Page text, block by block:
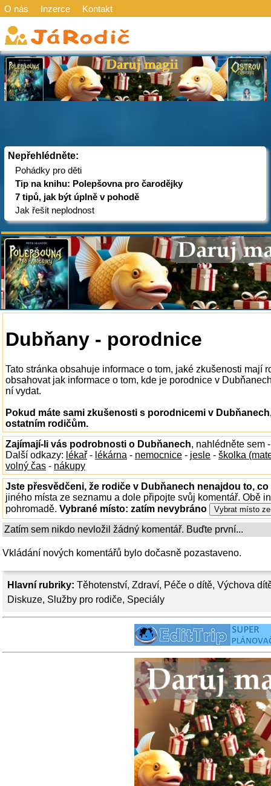
O nás Inzerce Kontakt
Nepřehlédněte:
Pohádky pro děti
Tip na knihu: Polepšovna pro čarodějky
7 tipů, jak být úplně v pohodě
Jak řešit neplodnost
Hlavní rubriky: Těhotenství, Zdraví, Péče o dítě, Výchova
Diskuze, Služby pro rodiče, Speciály
Dubňany - porodnice
Tato stránka obsahuje informace o tom, jaké zkušenosti mají
obsahovat jak informace o tom, kde je porodnice v
ní vydat.
Pokud máte sami zkušenosti s porodnicemi v
ostatním rodičům.
Zajímají-li vás podrobnosti o Dubňanech, nahlédněte sem
Další odkazy: lékař - lékárna - nemocnice - jesle - školka
volný čas - nákupy
Jste přesvědčeni, že rodiče v Dubňanech nenajdou to,
jiného místa ze seznamu a dole připojte svůj komentář. Obě
pohromadě. Vybrané místo: zatím nevybráno
Zatím sem nikdo nevložil žádný komentář. Buďte první...
Vkládání nových komentářů bylo dočasně pozastaveno.